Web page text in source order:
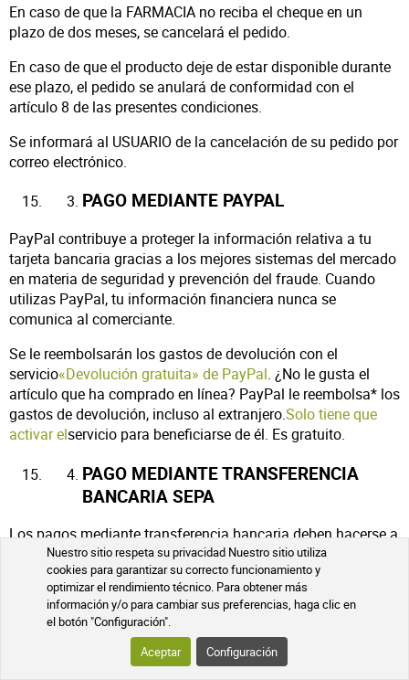
Nuestro sitio respeta su privacidad Nuestro sitio utiliza
cookies para garantizar su correcto funcionamiento y
optimizar el rendimiento técnico. Para obtener más
información y/o para cambiar sus preferencias, haga clic en
el botón "Configuración".
Aceptar
Configuración
En caso de que la FARMACIA no reciba el cheque en un
plazo de dos meses, se cancelará el pedido.
En caso de que el producto deje de estar disponible durante
ese plazo, el pedido se anulará de conformidad con el
artículo 8 de las presentes condiciones.
Se informará al USUARIO de la cancelación de su pedido por
correo electrónico.
PAGO MEDIANTE PAYPAL
PayPal contribuye a proteger la información relativa a tu
tarjeta bancaria gracias a los mejores sistemas del mercado
en materia de seguridad y prevención del fraude. Cuando
utilizas PayPal, tu información financiera nunca se
comunica al comerciante.
Se le reembolsarán los gastos de devolución con el
servicio«Devolución gratuita» de PayPal. ¿No le gusta el
artículo que ha comprado en línea? PayPal le reembolsa* los
gastos de devolución, incluso al extranjero.Solo tiene que
activar elservicio para beneficiarse de él. Es gratuito.
PAGO MEDIANTE TRANSFERENCIA
BANCARIA SEPA
Los pagos mediante transferencia bancaria deben hacerse a
nombre de PHARMACIE DE MAILLOLES con los siguientes
datos: IBAN FR76 3000 4000 3200 0102 1209 075
BIC: BNPAFRPPPPG
Solo para transferencias SEPA en euros dentro de la Unión
Europea a este banco: BNPPARIBAS PERPIGNAN KENNEDY